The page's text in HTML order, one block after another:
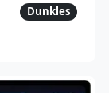
Dunkles